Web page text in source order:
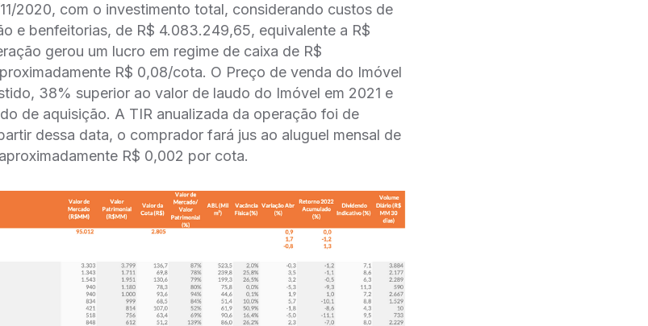
2020, com o investimento total, considerando custos de
e benfeitorias, de R$ 4.083.249,65, equivalente a R$
gerou um lucro em regime de caixa de R$
R$ 0,08/cota. O Preço de venda do Imóvel
38% superior ao valor de laudo do Imóvel em 2021 e
de aquisição. A TIR anualizada da operação foi de
dessa data, o comprador fará jus ao aluguel mensal de
R$ 0,002 por cota.